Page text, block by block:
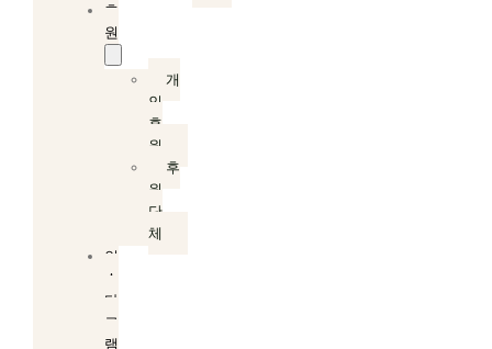
후
원
개
인
후
원
후
원
단
체
인
스
타
그
램